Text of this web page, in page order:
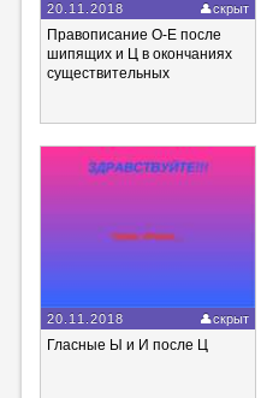
20.11.2018 скрыт
Правописание О-Е после
шипящих и Ц в окончаниях
существительных
20.11.2018 скрыт
Гласные Ы и И после Ц